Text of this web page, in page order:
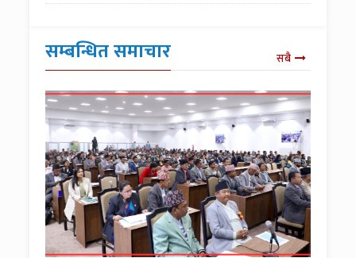
सम्बन्धित समाचार सबै